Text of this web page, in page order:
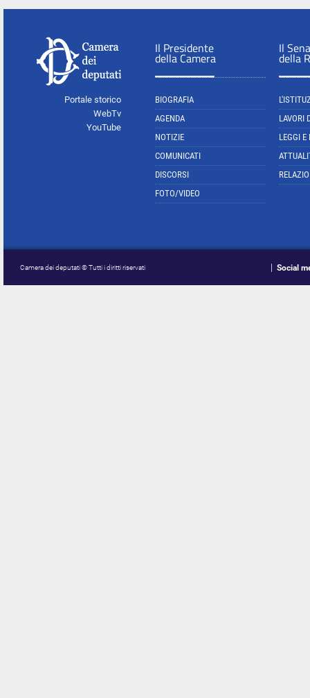
Portale storico
WebTv
YouTube
Il Presidente
della Camera
BIOGRAFIA
AGENDA
NOTIZIE
COMUNICATI
DISCORSI
FOTO/VIDEO
Il
della
LAVORI
LEGGI E
Camera dei deputati © Tutti i diritti riservati Social